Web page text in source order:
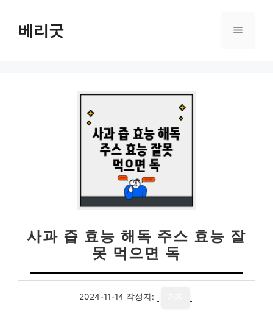
베리굿 메
사과 즙 효능 해독 주스 효능 잘
못 먹으면 독
2024-11-14 작성자: